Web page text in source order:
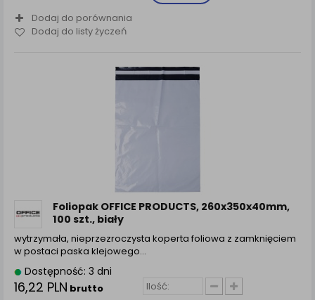
Dodaj do porównania
Dodaj do listy życzeń
Foliopak OFFICE PRODUCTS, 260x350x40mm,
100 szt., biały
wytrzymała, nieprzezroczysta koperta foliowa z zamknięciem
w postaci paska klejowego…
Dostępność: 3 dni
16,22 PLN brutto